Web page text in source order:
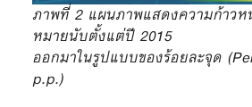
ภาพที่ 2 แผนภาพแสดงความก้าวห
หมายนับตั้งแต่ปี 2015
ออกมาในรูปแบบของร้อยละจุด
p.p.)